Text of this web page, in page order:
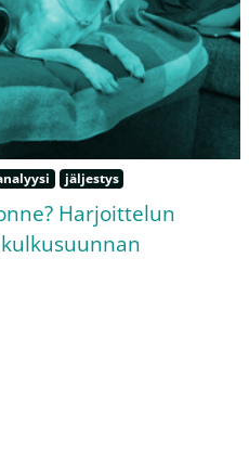
jäljestys
Harjoittelun